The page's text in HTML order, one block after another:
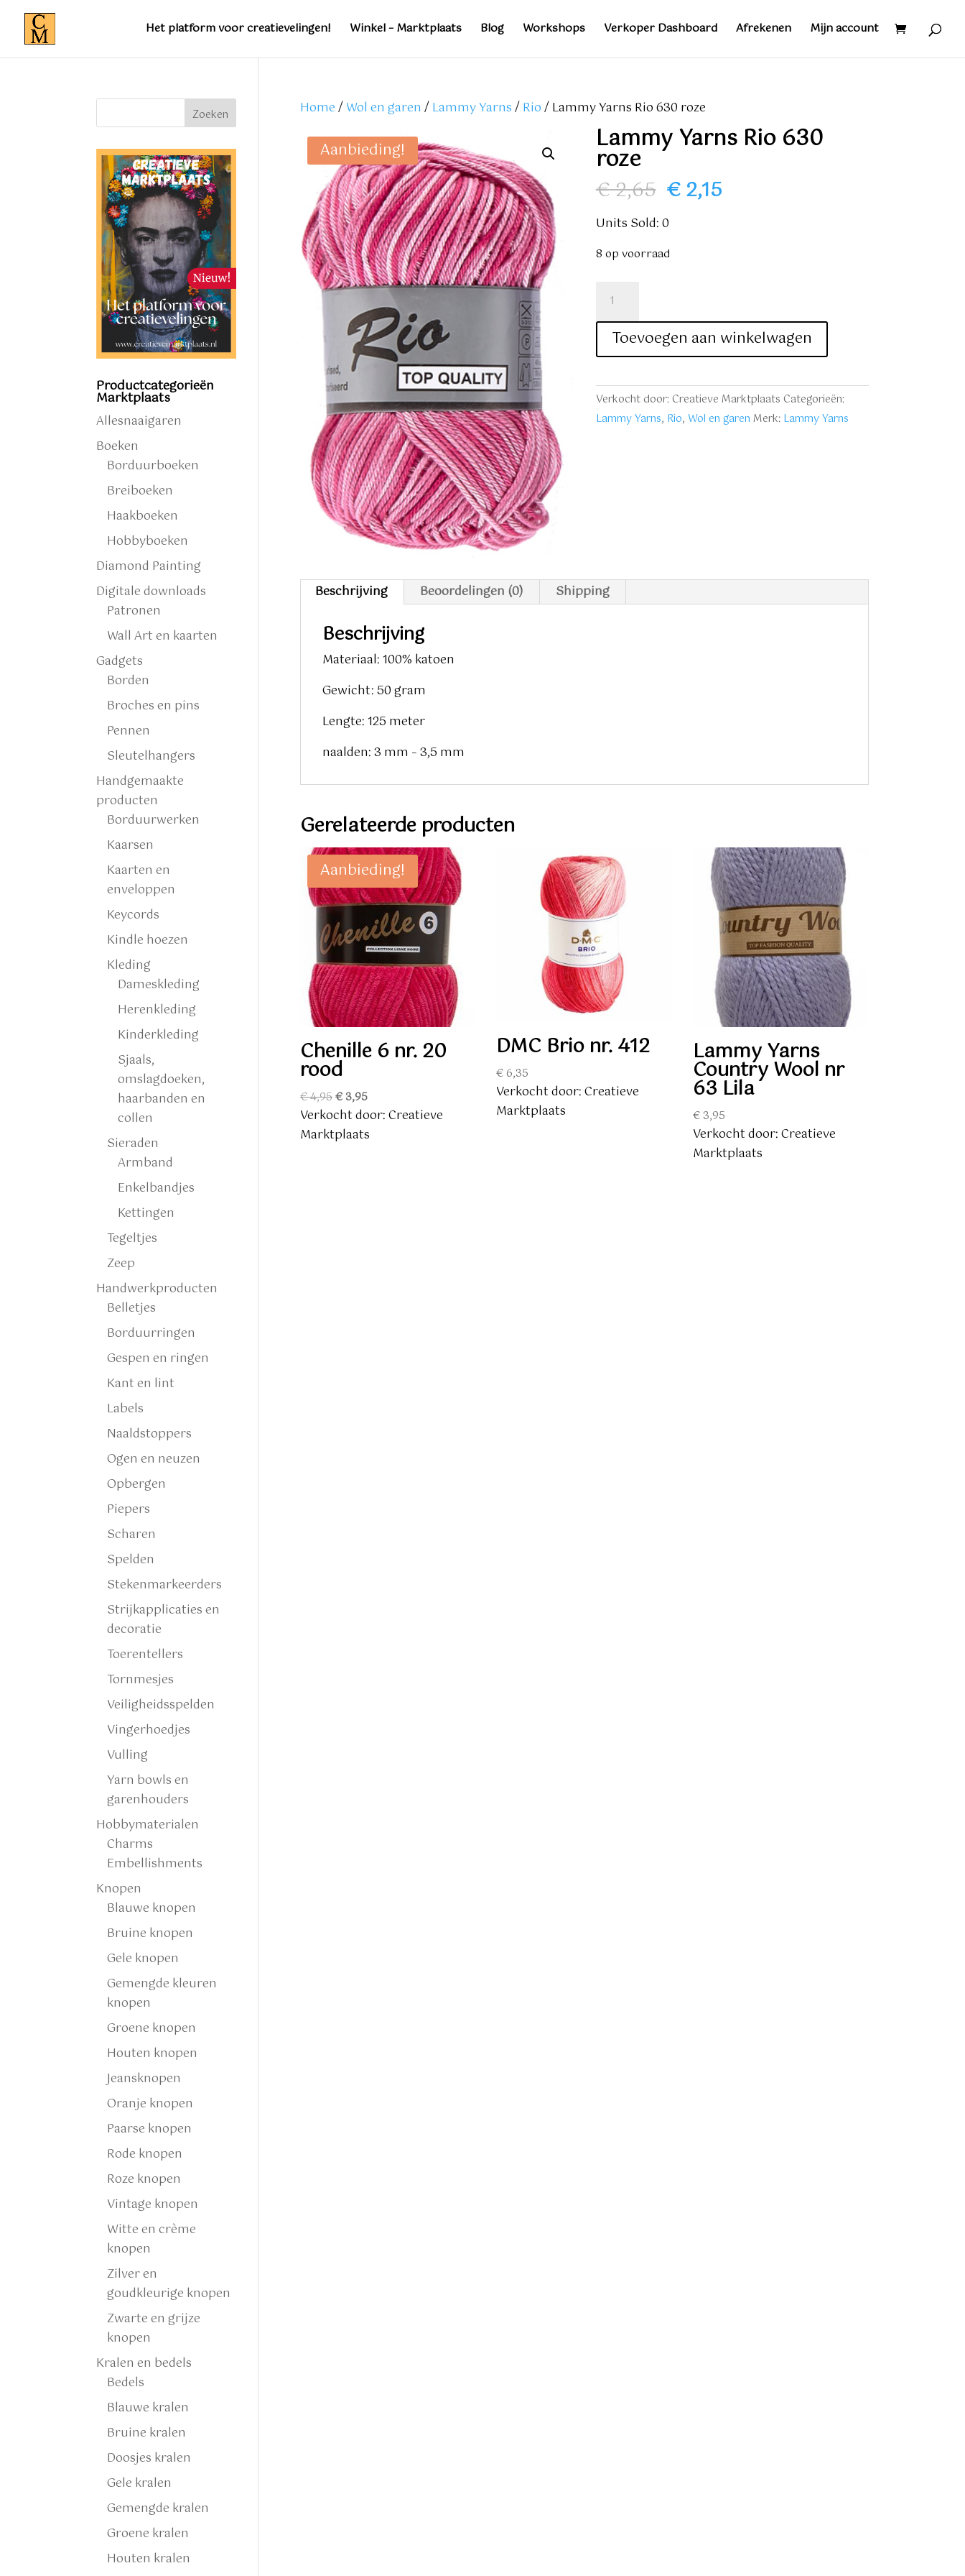
Het platform voor creatievelingen! Winkel – Marktplaats Blog Workshops Verkoper Dashboard Afrekenen Mijn account
Home/Wol en garen /Lammy Yarns/Rio/ Lammy Yarns Rio 630 roze
Aanbieding! Lammy Yarns Rio 630
roze
€2,65 Oorspronkelijke
prijs
was:
€ 2,65.
€2,15Huidige
Units Sold: 0
8 op voorraad
Yarns
Rio
630
aantal
Toevoegen aan winkelwagen
Verkocht door: Creatieve Marktplaats Categorieën:
Lammy Yarns, Rio, Wol en garen Merk: Lammy Yarns
Beschrijving Beoordelingen (0) Shipping
Beschrijving
Materiaal: 100% katoen
Gewicht: 50 gram
Lengte: 125 meter
naalden: 3 mm – 3,5 mm
Gerelateerde producten
Aanbieding!
Chenille 6 nr. 20
rood
€4,95Oorspronkelijke
prijs
was:
€ 4,95.
€3,95Huidige
prijs
is:
Verkocht door: Creatieve
Marktplaats
DMC Brio nr. 412
€ 6,35
Verkocht door: Creatieve
Marktplaats
Lammy Yarns
Country Wool nr
63 Lila
€3,95
Verkocht door: Creatieve
Marktplaats
Zoeken
Productcategorieën
Marktplaats
Allesnaaigaren
Boeken
Borduurboeken
Breiboeken
Haakboeken
Hobbyboeken
Diamond Painting
Digitale downloads
Patronen
Wall Art en kaarten
Gadgets
Borden
Broches en pins
Pennen
Sleutelhangers
Handgemaakte
producten
Borduurwerken
Kaarsen
Kaarten en
enveloppen
Keycords
Kindle hoezen
Kleding
Dameskleding
Herenkleding
Kinderkleding
Sjaals,
omslagdoeken,
haarbanden en
collen
Sieraden
Armband
Enkelbandjes
Kettingen
Tegeltjes
Zeep
Handwerkproducten
Belletjes
Borduurringen
Gespen en ringen
Kant en lint
Labels
Naaldstoppers
Ogen en neuzen
Opbergen
Piepers
Scharen
Spelden
Stekenmarkeerders
Strijkapplicaties en
decoratie
Toerentellers
Tornmesjes
Veiligheidsspelden
Vingerhoedjes
Vulling
Yarn bowls en
garenhouders
Hobbymaterialen
Charms
Embellishments
Knopen
Blauwe knopen
Bruine knopen
Gele knopen
Gemengde kleuren
knopen
Groene knopen
Houten knopen
Jeansknopen
Oranje knopen
Paarse knopen
Rode knopen
Roze knopen
Vintage knopen
Witte en crème
knopen
Zilver en
goudkleurige knopen
Zwarte en grijze
knopen
Kralen en bedels
Bedels
Blauwe kralen
Bruine kralen
Doosjes kralen
Gele kralen
Gemengde kralen
Groene kralen
Houten kralen